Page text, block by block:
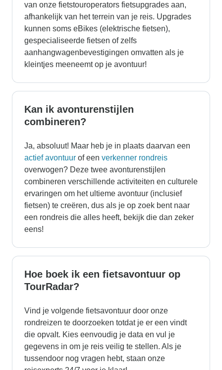
van onze fietstouroperators fietsupgrades aan,
afhankelijk van het terrein van je reis. Upgrades
kunnen soms eBikes (elektrische fietsen),
gespecialiseerde fietsen of zelfs
aanhangwagenbevestigingen omvatten als je
kleintjes meeneemt op je avontuur!
Kan ik avonturenstijlen
combineren?
Ja, absoluut! Maar heb je in plaats daarvan een
actief avontuur of een verkenner rondreis
overwogen? Deze twee avonturenstijlen
combineren verschillende activiteiten en culturele
ervaringen om het ultieme avontuur (inclusief
fietsen) te creëren, dus als je op zoek bent naar
een rondreis die alles heeft, bekijk die dan zeker
eens!
Hoe boek ik een fietsavontuur op
TourRadar?
Vind je volgende fietsavontuur door onze
rondreizen te doorzoeken totdat je er een vindt
die opvalt. Kies eenvoudig je data en vul je
gegevens in om je reis veilig te stellen. Als je
tussendoor nog vragen hebt, staan onze